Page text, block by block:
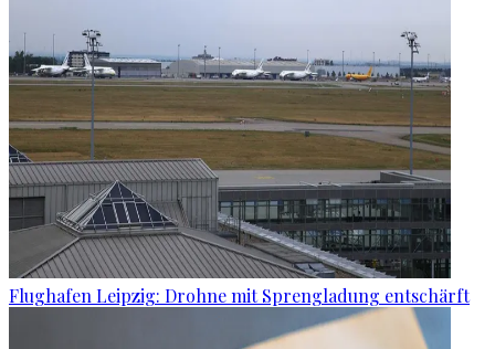
Flughafen Leipzig: Drohne mit Sprengladung entschärft